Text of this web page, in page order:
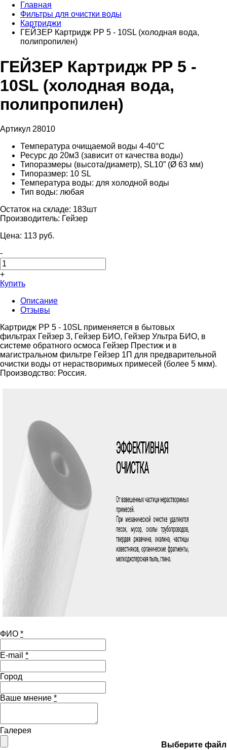
Главная
Фильтры для очистки воды
Картриджи
ГЕЙЗЕР Картридж РР 5 - 10SL (холодная вода,
полипропилен)
ГЕЙЗЕР Картридж РР 5 -
10SL (холодная вода,
полипропилен)
Артикул 28010
Температура очищаемой воды 4-40°С
Ресурс до 20м3 (зависит от качества воды)
Типоразмеры (высота/диаметр), SL10” (Ø 63 мм)
Типоразмер: 10 SL
Температура воды: для холодной воды
Тип воды: любая
Остаток на складе: 183шт
Производитель: Гейзер
Цена: 113 pуб.
-
+
Купить
Описание
Отзывы
Картридж PP 5 - 10SL применяется в бытовых
фильтрах Гейзер 3, Гейзер БИО, Гейзер Ультра БИО, в
системе обратного осмоса Гейзер Престиж и в
магистральном фильтре Гейзер 1П для предварительной
очистки воды от нерастворимых примесей (более 5 мкм).
Производство: Россия.
ФИО *
E-mail *
Город
Ваше мнение *
Галерея
Выберите файл